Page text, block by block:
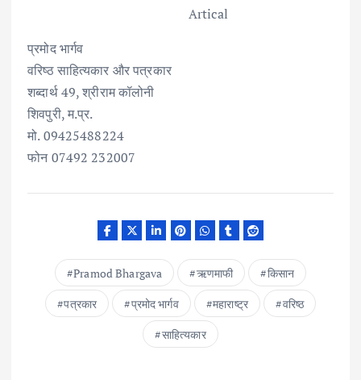
प्रमोद भार्गव
वरिष्ठ साहित्यकार और पत्रकार
शब्दार्थ 49, श्रीराम कॉलोनी
शिवपुरी, म.प्र.
मो. 09425488224
फोन 07492 232007
Pramod Bhargava ऋणमाफी
किसान
पत्रकार
प्रमोद भार्गव महाराष्ट्र
वरिष्ठ
साहित्यकार